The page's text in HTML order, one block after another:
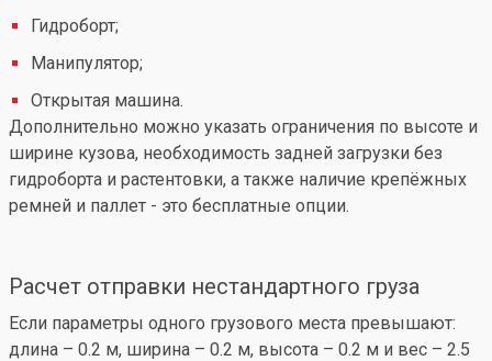
Гидроборт;
Манипулятор;
Открытая машина.
Дополнительно можно указать ограничения по высоте и
ширине кузова, необходимость задней загрузки без
гидроборта и растентовки, а также наличие крепёжных
ремней и паллет - это бесплатные опции.
Расчет отправки нестандартного груза
Если параметры одного грузового места превышают:
длина – 0.2 м, ширина – 0.2 м, высота – 0.2 м и вес – 2.5